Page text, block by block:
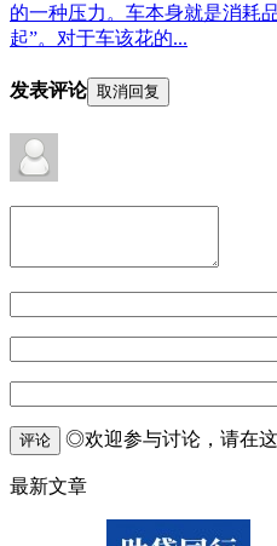
的一种压力。车本身就是消耗
起”。对于车该花的...
发表评论 取消回复
评论 ◎欢迎参与讨论，请在这
最新文章